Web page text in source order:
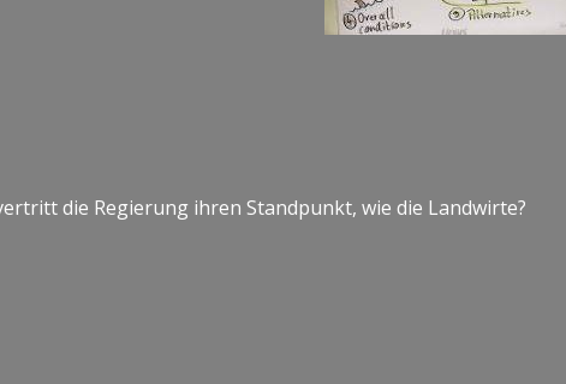
die Regierung ihren Standpunkt, wie die Landwirte?